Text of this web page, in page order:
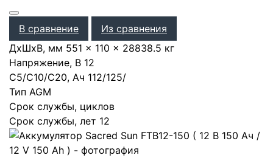
В сравнение
Из сравнения
ДхШхВ, мм 551 × 110 × 28838.5 кг
Напряжение, В 12
С5/С10/С20, Ач 112/125/
Тип AGM
Срок службы, циклов
Срок службы, лет 12